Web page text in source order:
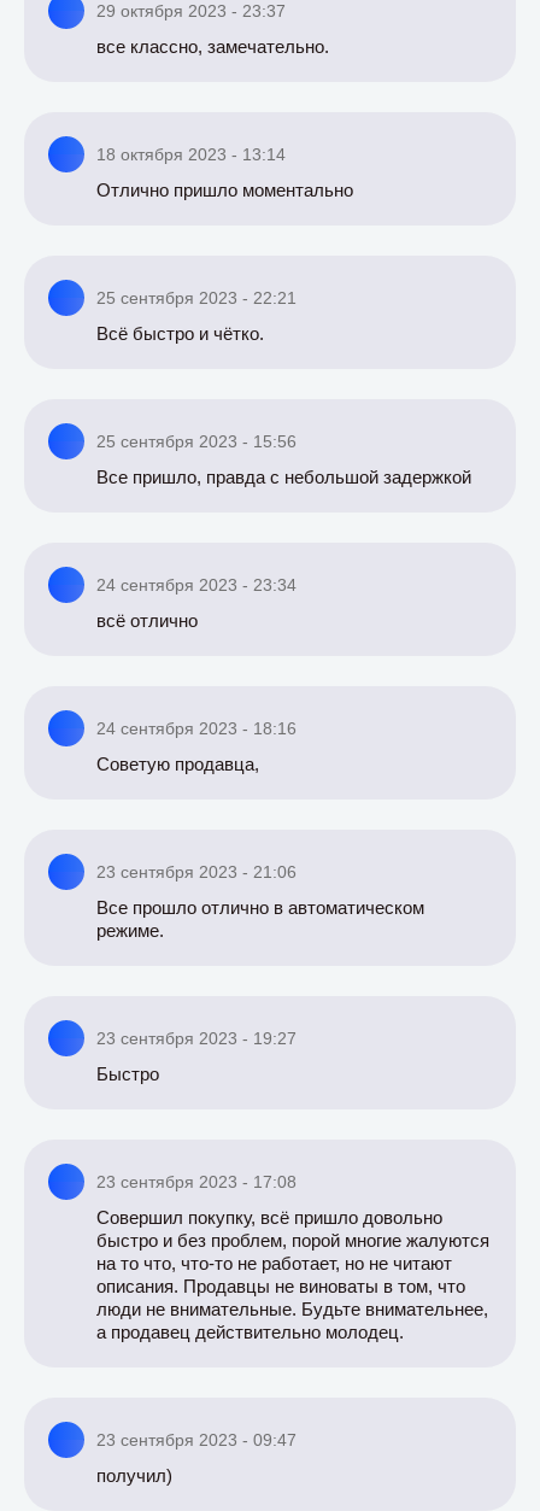
29 октября 2023 - 23:37
все классно, замечательно.
18 октября 2023 - 13:14
Отлично пришло моментально
25 сентября 2023 - 22:21
Всё быстро и чётко.
25 сентября 2023 - 15:56
Все пришло, правда с небольшой задержкой
24 сентября 2023 - 23:34
всё отлично
24 сентября 2023 - 18:16
Советую продавца,
23 сентября 2023 - 21:06
Все прошло отлично в автоматическом
режиме.
23 сентября 2023 - 19:27
Быстро
23 сентября 2023 - 17:08
Совершил покупку, всё пришло довольно
быстро и без проблем, порой многие жалуются
на то что, что-то не работает, но не читают
описания. Продавцы не виноваты в том, что
люди не внимательные. Будьте внимательнее,
а продавец действительно молодец.
23 сентября 2023 - 09:47
получил)